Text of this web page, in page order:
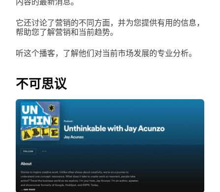
它还讨论了营销的不同方面，并为您提供有用的信息，
帮助您了解营销和当前趋势。
听这个播客，了解他们对当前市场发展的专业分析。
不可思议